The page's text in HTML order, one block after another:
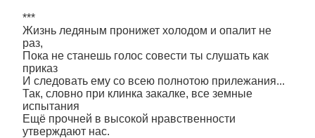
***
Жизнь ледяным пронижет холодом и опалит не
раз,
Пока не станешь голос совести ты слушать как
приказ
И следовать ему со всею полнотою прилежания...
Так, словно при клинка закалке, все земные
испытания
Ещё прочней в высокой нравственности
утверждают нас.